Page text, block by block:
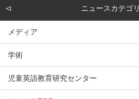
ニュースカテゴリ
メディア
学術
児童英語教育研究センター